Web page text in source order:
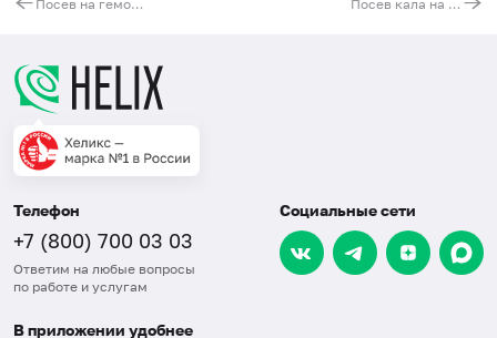
Посев на гемолитический стрептококк группы А Посев кала на патогенную флору (диз. группа и тифопаратифозная группа) с определением чувствительности к антибиотикам
Телефон
+7 (800) 700 03 03
Ответим на любые вопросы
по работе и услугам
Социальные сети
В приложении удобнее